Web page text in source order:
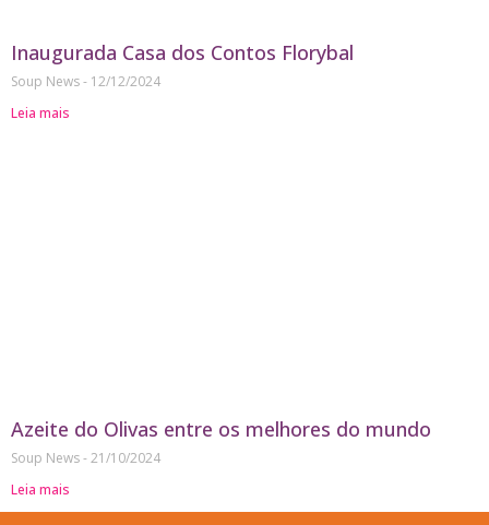
Inaugurada Casa dos Contos Florybal
Soup News
12/12/2024
Leia mais
Azeite do Olivas entre os melhores do mundo
Soup News 21/10/2024
Leia mais